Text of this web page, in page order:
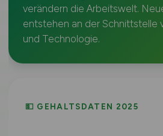
verändern die Arbeitswelt.
entstehen an der Schnittstelle
und Technologie.
💵 GEHALTSDATEN 2025